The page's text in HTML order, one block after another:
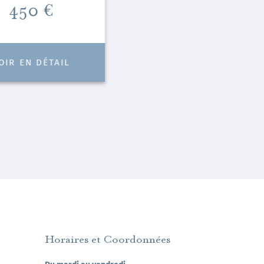
Prix
450 €
EN DÉTAIL
Horaires et Coordonnées